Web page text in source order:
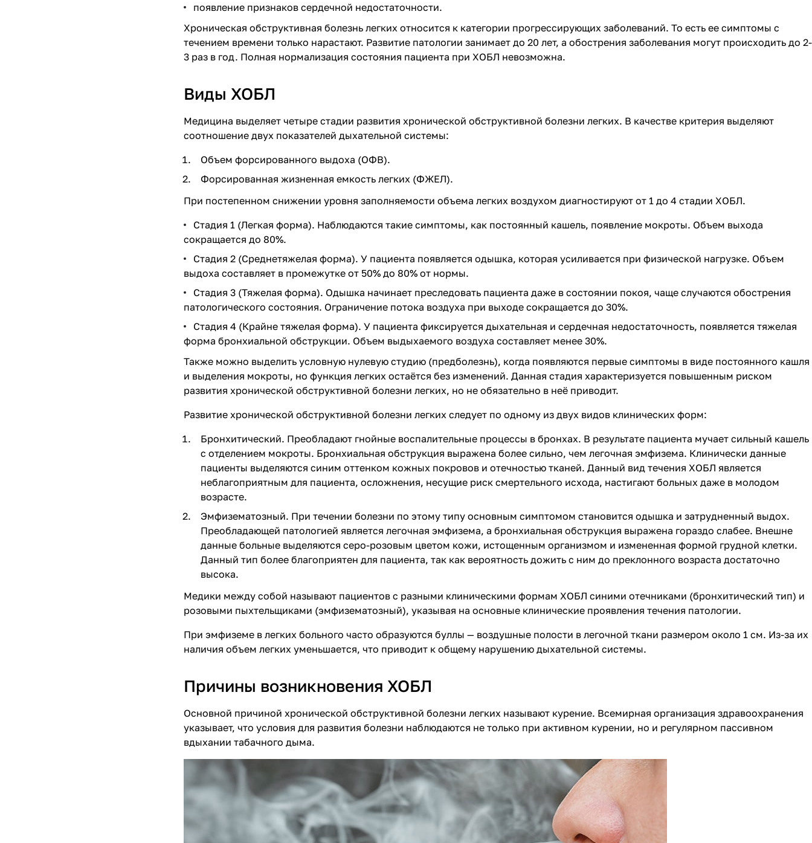
появление признаков сердечной недостаточности.
Хроническая обструктивная болезнь легких относится к категории прогрессирующих заболеваний. То есть ее симптомы с
течением времени только нарастают. Развитие патологии занимает до 20 лет, а обострения заболевания могут происходить до 2-
3 раз в год. Полная нормализация состояния пациента при ХОБЛ невозможна.
Виды ХОБЛ
Медицина выделяет четыре стадии развития хронической обструктивной болезни легких. В качестве критерия выделяют
соотношение двух показателей дыхательной системы:
Объем форсированного выдоха (ОФВ).
Форсированная жизненная емкость легких (ФЖЕЛ).
При постепенном снижении уровня заполняемости объема легких воздухом диагностируют от 1 до 4 стадии ХОБЛ.
Стадия 1 (Легкая форма). Наблюдаются такие симптомы, как постоянный кашель, появление мокроты. Объем выхода
сокращается до 80%.
Стадия 2 (Среднетяжелая форма). У пациента появляется одышка, которая усиливается при физической нагрузке. Объем
выдоха составляет в промежутке от 50% до 80% от нормы.
Стадия 3 (Тяжелая форма). Одышка начинает преследовать пациента даже в состоянии покоя, чаще случаются обострения
патологического состояния. Ограничение потока воздуха при выходе сокращается до 30%.
Стадия 4 (Крайне тяжелая форма). У пациента фиксируется дыхательная и сердечная недостаточность, появляется тяжелая
форма бронхиальной обструкции. Объем выдыхаемого воздуха составляет менее 30%.
Также можно выделить условную нулевую студию (предболезнь), когда появляются первые симптомы в виде постоянного кашля
и выделения мокроты, но функция легких остаётся без изменений. Данная стадия характеризуется повышенным риском
развития хронической обструктивной болезни легких, но не обязательно в неё приводит.
Развитие хронической обструктивной болезни легких следует по одному из двух видов клинических форм:
Бронхитический. Преобладают гнойные воспалительные процессы в бронхах. В результате пациента мучает сильный кашель
с отделением мокроты. Бронхиальная обструкция выражена более сильно, чем легочная эмфизема. Клинически данные
пациенты выделяются синим оттенком кожных покровов и отечностью тканей. Данный вид течения ХОБЛ является
неблагоприятным для пациента, осложнения, несущие риск смертельного исхода, настигают больных даже в молодом
возрасте.
Эмфизематозный. При течении болезни по этому типу основным симптомом становится одышка и затрудненный выдох.
Преобладающей патологией является легочная эмфизема, а бронхиальная обструкция выражена гораздо слабее. Внешне
данные больные выделяются серо-розовым цветом кожи, истощенным организмом и измененная формой грудной клетки.
Данный тип более благоприятен для пациента, так как вероятность дожить с ним до преклонного возраста достаточно
высока.
Медики между собой называют пациентов с разными клиническими формам ХОБЛ синими отечниками (бронхитический тип) и
розовыми пыхтельщиками (эмфизематозный), указывая на основные клинические проявления течения патологии.
При эмфиземе в легких больного часто образуются буллы — воздушные полости в легочной ткани размером около 1 см. Из-за их
наличия объем легких уменьшается, что приводит к общему нарушению дыхательной системы.
Причины возникновения ХОБЛ
Основной причиной хронической обструктивной болезни легких называют курение. Всемирная организация здравоохранения
указывает, что условия для развития болезни наблюдаются не только при активном курении, но и регулярном пассивном
вдыхании табачного дыма.